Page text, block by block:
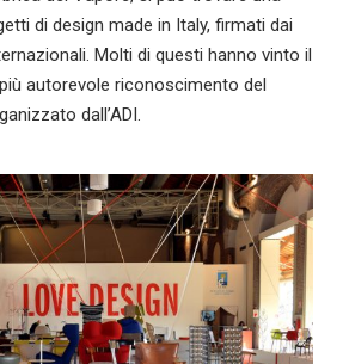
di design made in Italy, firmati dai
Molti di questi hanno vinto il
autorevole riconoscimento del
dall’ADI.